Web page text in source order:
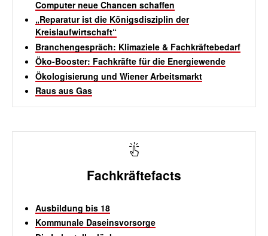
Computer neue Chancen schaffen
„Reparatur ist die Königsdisziplin der
Kreislaufwirtschaft“
Branchengespräch: Klimaziele & Fachkräftebedarf
Öko-Booster: Fachkräfte für die Energiewende
Ökologisierung und Wiener Arbeitsmarkt
Raus aus Gas
Fachkräftefacts
Ausbildung bis 18
Kommunale Daseinsvorsorge